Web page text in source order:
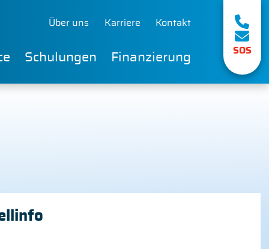
Über uns Karriere Kontakt
Schulungen Finanzierung
SOS